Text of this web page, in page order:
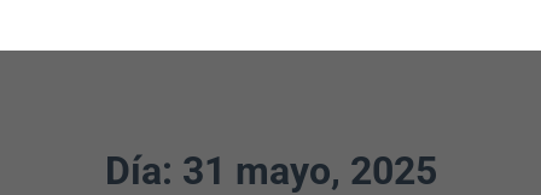
Día: 31 mayo, 2025